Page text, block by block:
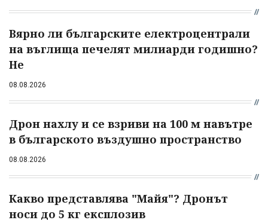
Вярно ли българските електроцентрали
на въглища печелят милиарди годишно?
Не
08.08.2026
Дрон нахлу и се взриви на 100 м навътре
в българското въздушно пространство
08.08.2026
Какво представлява "Майя"? Дронът
носи до 5 кг експлозив